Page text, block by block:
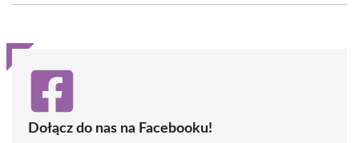
(Twitter)
Dołącz do nas na Facebooku!